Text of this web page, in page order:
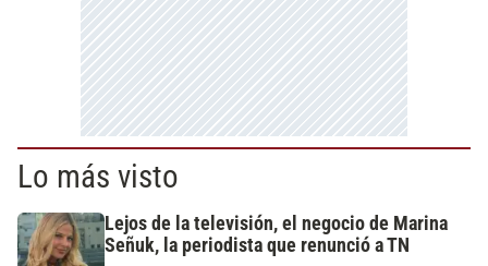
Lo más visto
Lejos de la televisión, el negocio de Marina
Señuk, la periodista que renunció a TN